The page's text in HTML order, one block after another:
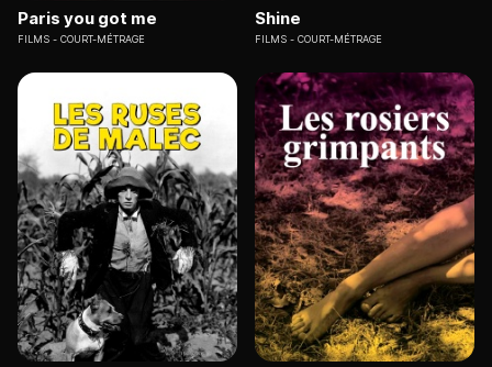
Paris you got me
FILMS COURT-MÉTRAGE
Shine
FILMS COURT-MÉTRAGE